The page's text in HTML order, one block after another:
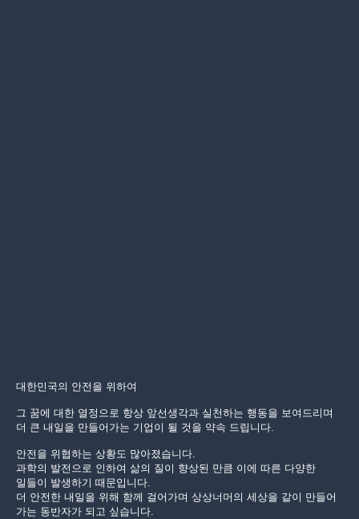
대한민국의 안전을 위하여
그 꿈에 대한 열정으로 항상 앞선생각과 실천하는 행동을 보여드리며
더 큰 내일을 만들어가는 기업이 될 것을 약속 드립니다.
안전을 위협하는 상황도 많아졌습니다.
과학의 발전으로 인하여 삶의 질이 향상된 만큼 이에 따른 다양한
일들이 발생하기 때문입니다.
더 안전한 내일을 위해 함께 걸어가며 상상너머의 세상을 같이 만들어
가는 동반자가 되고 싶습니다.